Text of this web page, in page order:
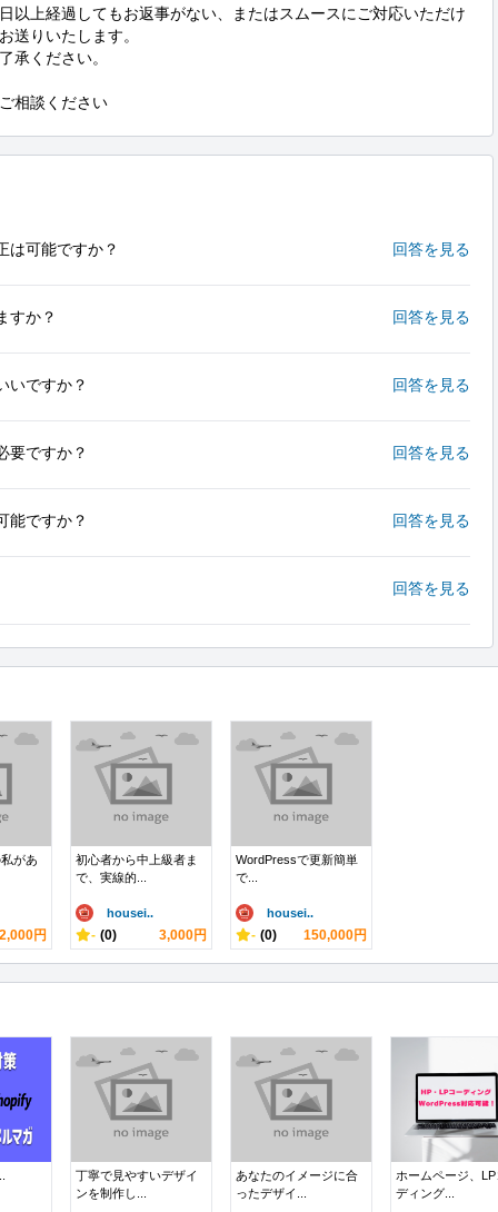
以上経過してもお返事がない、またはスムースにご対応いただけ
送りいたします。
承ください。
相談ください
は可能ですか？ 回答を見る
すか？ 回答を見る
いですか？ 回答を見る
要ですか？ 回答を見る
能ですか？ 回答を見る
回答を見る
があ
2,000円
初心者から中上級者ま
で、実線的...
housei..
- (0) 3,000円
WordPressで更新簡単
で...
housei..
- (0) 150,000円
丁寧で見やすいデザイ
ンを制作し...
あなたのイメージに合
ったデザイ...
ホームページ、
ディング...